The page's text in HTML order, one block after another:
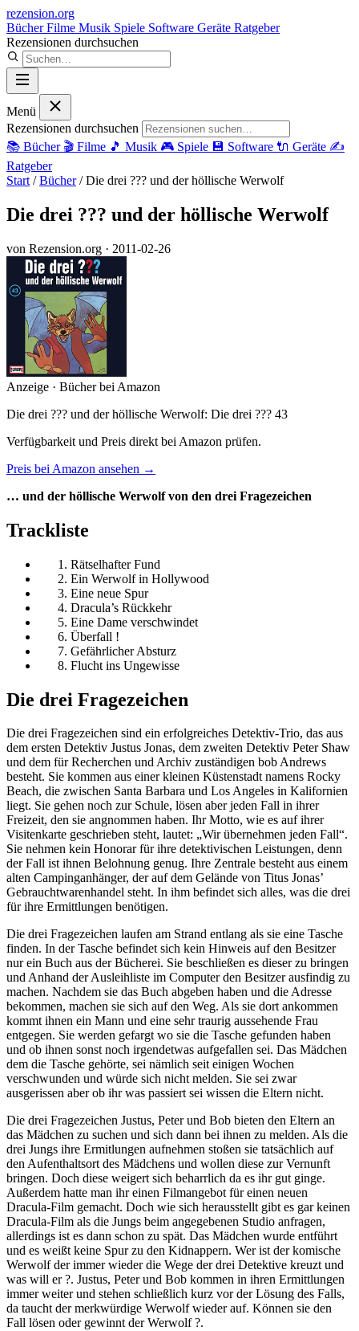
rezension.org
BücherFilme Musik Spiele Software Geräte Ratgeber
Rezensionen durchsuchen
Menü
Rezensionen durchsuchen
📚 Bücher 🎬 Filme 🎵 Musik 🎮 Spiele 💾 Software 🔌 Geräte ✍️
Ratgeber
Start / Bücher / Die drei ??? und der höllische Werwolf
Die drei ??? und der höllische Werwolf
von Rezension.org · 2011-02-26
Anzeige · Bücher bei Amazon
Die drei ??? und der höllische Werwolf: Die drei ??? 43
Verfügbarkeit und Preis direkt bei Amazon prüfen.
Preis bei Amazon ansehen →
… und der höllische Werwolf von den drei Fragezeichen
Trackliste
Rätselhafter Fund
Ein Werwolf in Hollywood
Eine neue Spur
Dracula’s Rückkehr
Eine Dame verschwindet
Überfall !
Gefährlicher Absturz
Flucht ins Ungewisse
Die drei Fragezeichen
Die drei Fragezeichen sind ein erfolgreiches Detektiv-Trio, das aus
dem ersten Detektiv Justus Jonas, dem zweiten Detektiv Peter Shaw
und dem für Recherchen und Archiv zuständigen bob Andrews
besteht. Sie kommen aus einer kleinen Küstenstadt namens Rocky
Beach, die zwischen Santa Barbara und Los Angeles in Kalifornien
liegt. Sie gehen noch zur Schule, lösen aber jeden Fall in ihrer
Freizeit, den sie angnommen haben. Ihr Motto, wie es auf ihrer
Visitenkarte geschrieben steht, lautet: „Wir übernehmen jeden Fall“.
Sie nehmen kein Honorar für ihre detektivischen Leistungen, denn
der Fall ist ihnen Belohnung genug. Ihre Zentrale besteht aus einem
alten Campinganhänger, der auf dem Gelände von Titus Jonas’
Gebrauchtwarenhandel steht. In ihm befindet sich alles, was die drei
für ihre Ermittlungen benötigen.
Die drei Fragezeichen laufen am Strand entlang als sie eine Tasche
finden. In der Tasche befindet sich kein Hinweis auf den Besitzer
nur ein Buch aus der Bücherei. Sie beschließen es dieser zu bringen
und Anhand der Ausleihliste im Computer den Besitzer ausfindig zu
machen. Nachdem sie das Buch abgeben haben und die Adresse
bekommen, machen sie sich auf den Weg. Als sie dort ankommen
kommt ihnen ein Mann und eine sehr traurig aussehende Frau
entgegen. Sie werden gefargt wo sie die Tasche gefunden haben
und ob ihnen sonst noch irgendetwas aufgefallen sei. Das Mädchen
dem die Tasche gehörte, sei nämlich seit einigen Wochen
verschwunden und würde sich nicht melden. Sie sei zwar
ausgerissen aber ob ihr was passiert sei wissen die Eltern nicht.
Die drei Fragezeichen Justus, Peter und Bob bieten den Eltern an
das Mädchen zu suchen und sich dann bei ihnen zu melden. Als die
drei Jungs ihre Ermitlungen aufnehmen stoßen sie tatsächlich auf
den Aufenthaltsort des Mädchens und wollen diese zur Vernunft
bringen. Doch diese weigert sich beharrlich da es ihr gut ginge.
Außerdem hatte man ihr einen Filmangebot für einen neuen
Dracula-Film gemacht. Doch wie sich herausstellt gibt es gar keinen
Dracula-Film als die Jungs beim angegebenen Studio anfragen,
allerdings ist es dann schon zu spät. Das Mädchen wurde entführt
und es weißt keine Spur zu den Kidnappern. Wer ist der komische
Werwolf der immer wieder die Wege der drei Detektive kreuzt und
was will er ?. Justus, Peter und Bob kommen in ihren Ermittlungen
immer weiter und stehen schließlich kurz vor der Lösung des Falls,
da taucht der merkwürdige Werwolf wieder auf. Können sie den
Fall lösen oder gewinnt der Werwolf ?.